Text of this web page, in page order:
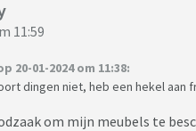
11:59
20-01-2024 om 11:38:
dingen niet, heb een hekel aan
om mijn meubels te